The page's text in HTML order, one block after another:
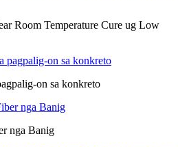
Room Temperature Cure ug Low
on sa konkreto
nga Banig